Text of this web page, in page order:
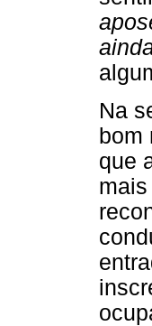
Na
bom
que